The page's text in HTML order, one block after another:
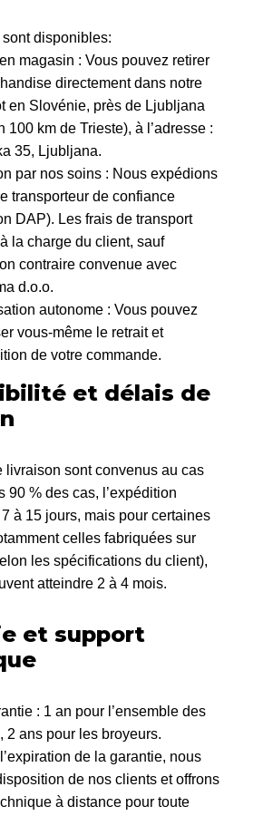
disponibles:
magasin : Vous pouvez retirer
directement dans notre
en Slovénie, près de Ljubljana
100 km de Trieste), à l’adresse :
35, Ljubljana.
par nos soins : Nous expédions
transporteur de confiance
DAP). Les frais de transport
la charge du client, sauf
contraire convenue avec
d.o.o.
autonome : Vous pouvez
vous-même le retrait et
de votre commande.
et délais de
livraison sont convenus au cas
90 % des cas, l’expédition
7 à 15 jours, mais pour certaines
celles fabriquées sur
les spécifications du client),
atteindre 2 à 4 mois.
et support
: 1 an pour l’ensemble des
2 ans pour les broyeurs.
de la garantie, nous
de nos clients et offrons
à distance pour toute